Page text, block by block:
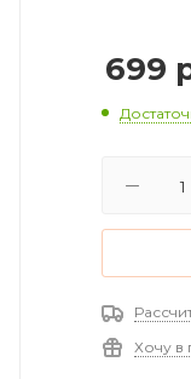
699
Хочу в